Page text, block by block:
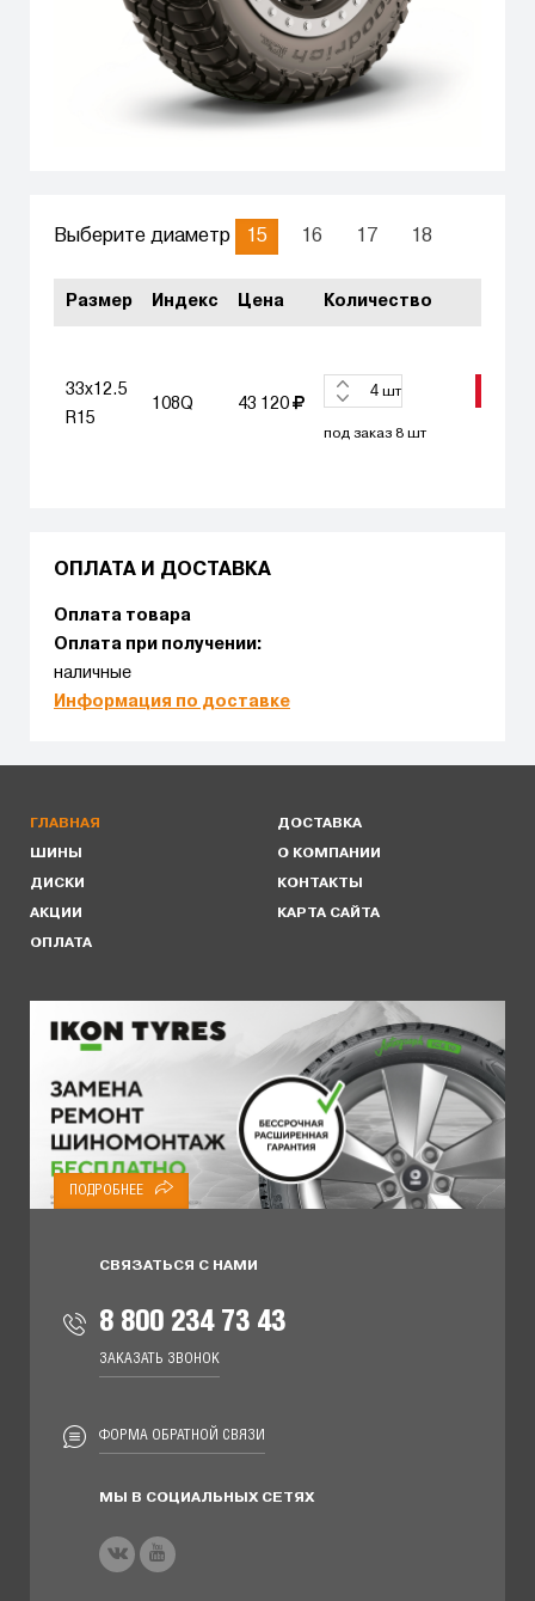
Выберите диаметр 15 16 17 18
Размер Индекс Цена Количество
33x12.5
R15
108Q 43 120
шт
под заказ 8 шт
ОПЛАТА И ДОСТАВКА
Оплата товара
Оплата при получении:
наличные
Информация по доставке
ГЛАВНАЯ
ШИНЫ
ДИСКИ
АКЦИИ
ОПЛАТА
ДОСТАВКА
О КОМПАНИИ
КОНТАКТЫ
КАРТА САЙТА
ПОДРОБНЕЕ
СВЯЗАТЬСЯ С НАМИ
8 800 234 73 43
ЗАКАЗАТЬ ЗВОНОК
ФОРМА ОБРАТНОЙ СВЯЗИ
МЫ В СОЦИАЛЬНЫХ СЕТЯХ